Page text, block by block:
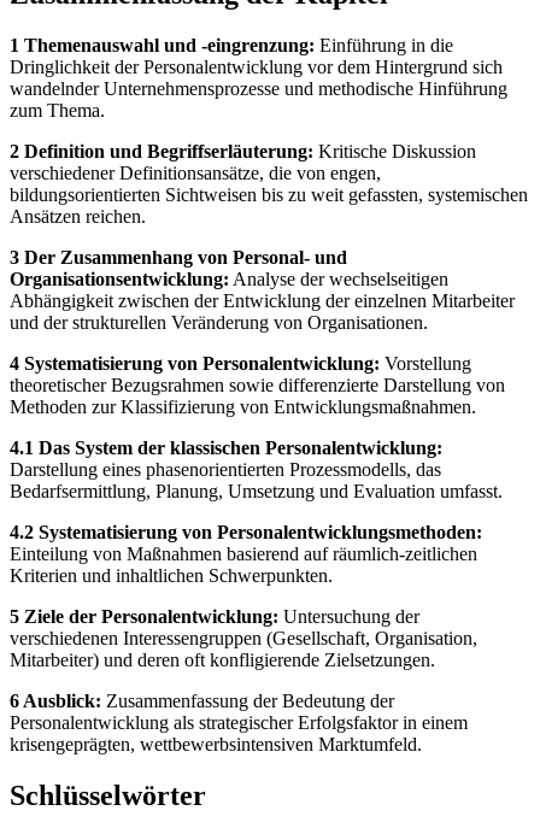
1 Themenauswahl und -eingrenzung: Einführung in die
Dringlichkeit der Personalentwicklung vor dem Hintergrund sich
wandelnder Unternehmensprozesse und methodische Hinführung
zum Thema.
2 Definition und Begriffserläuterung: Kritische Diskussion
verschiedener Definitionsansätze, die von engen,
bildungsorientierten Sichtweisen bis zu weit gefassten, systemischen
Ansätzen reichen.
3 Der Zusammenhang von Personal- und
Organisationsentwicklung: Analyse der wechselseitigen
Abhängigkeit zwischen der Entwicklung der einzelnen Mitarbeiter
und der strukturellen Veränderung von Organisationen.
4 Systematisierung von Personalentwicklung: Vorstellung
theoretischer Bezugsrahmen sowie differenzierte Darstellung von
Methoden zur Klassifizierung von Entwicklungsmaßnahmen.
4.1 Das System der klassischen Personalentwicklung:
Darstellung eines phasenorientierten Prozessmodells, das
Bedarfsermittlung, Planung, Umsetzung und Evaluation umfasst.
4.2 Systematisierung von Personalentwicklungsmethoden:
Einteilung von Maßnahmen basierend auf räumlich-zeitlichen
Kriterien und inhaltlichen Schwerpunkten.
5 Ziele der Personalentwicklung: Untersuchung der
verschiedenen Interessengruppen (Gesellschaft, Organisation,
Mitarbeiter) und deren oft konfligierende Zielsetzungen.
6 Ausblick: Zusammenfassung der Bedeutung der
Personalentwicklung als strategischer Erfolgsfaktor in einem
krisengeprägten, wettbewerbsintensiven Marktumfeld.
Schlüsselwörter